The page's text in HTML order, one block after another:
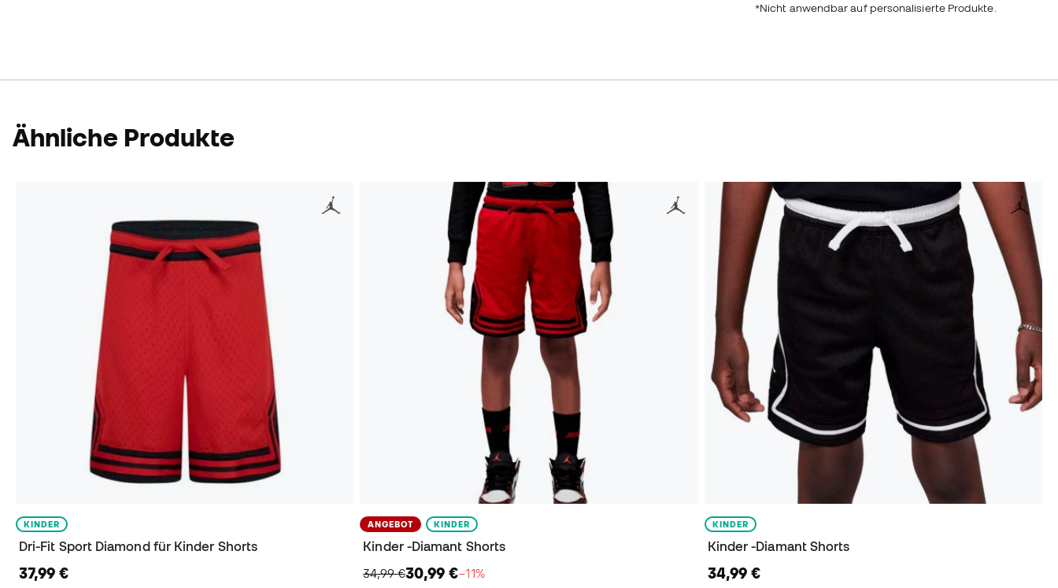
*Nicht anwendbar auf personalisierte Produkte.
Ähnliche Produkte
KINDER
Dri-Fit Sport Diamond für Kinder Shorts
37,99 €
ANGEBOT KINDER
Kinder -Diamant Shorts
34,99 €30,99 €−11%
KINDER
Kinder -Diamant Shorts
34,99 €